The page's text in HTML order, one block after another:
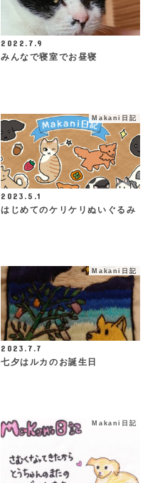
2022.7.9
みんなで寝室でお昼寝
Makani日記
2023.5.1
はじめてのケリケリぬいぐるみ
Makani日記
2023.7.7
七夕はルカのお誕生日
Makani日記